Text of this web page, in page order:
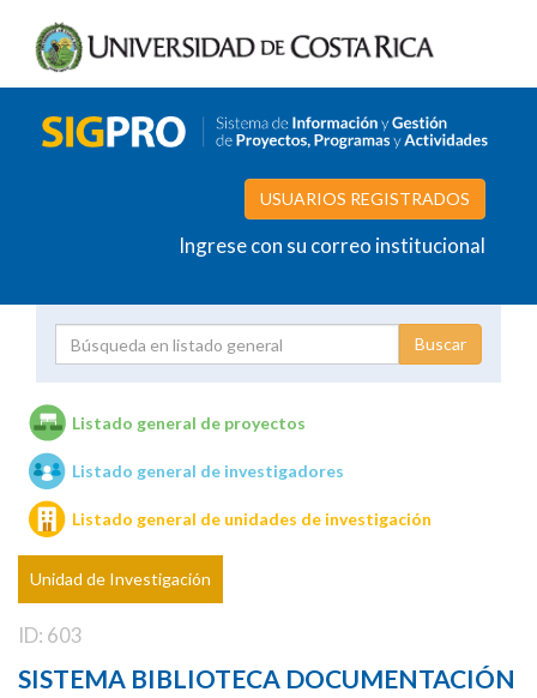
USUARIOS REGISTRADOS
Ingrese con su correo institucional
Unidades de investigación
Listado general de proyectos
Listado general de investigadores
Listado general de unidades de investigación
Unidad de Investigación
ID: 603
SISTEMA BIBLIOTECA DOCUMENTACIÓN